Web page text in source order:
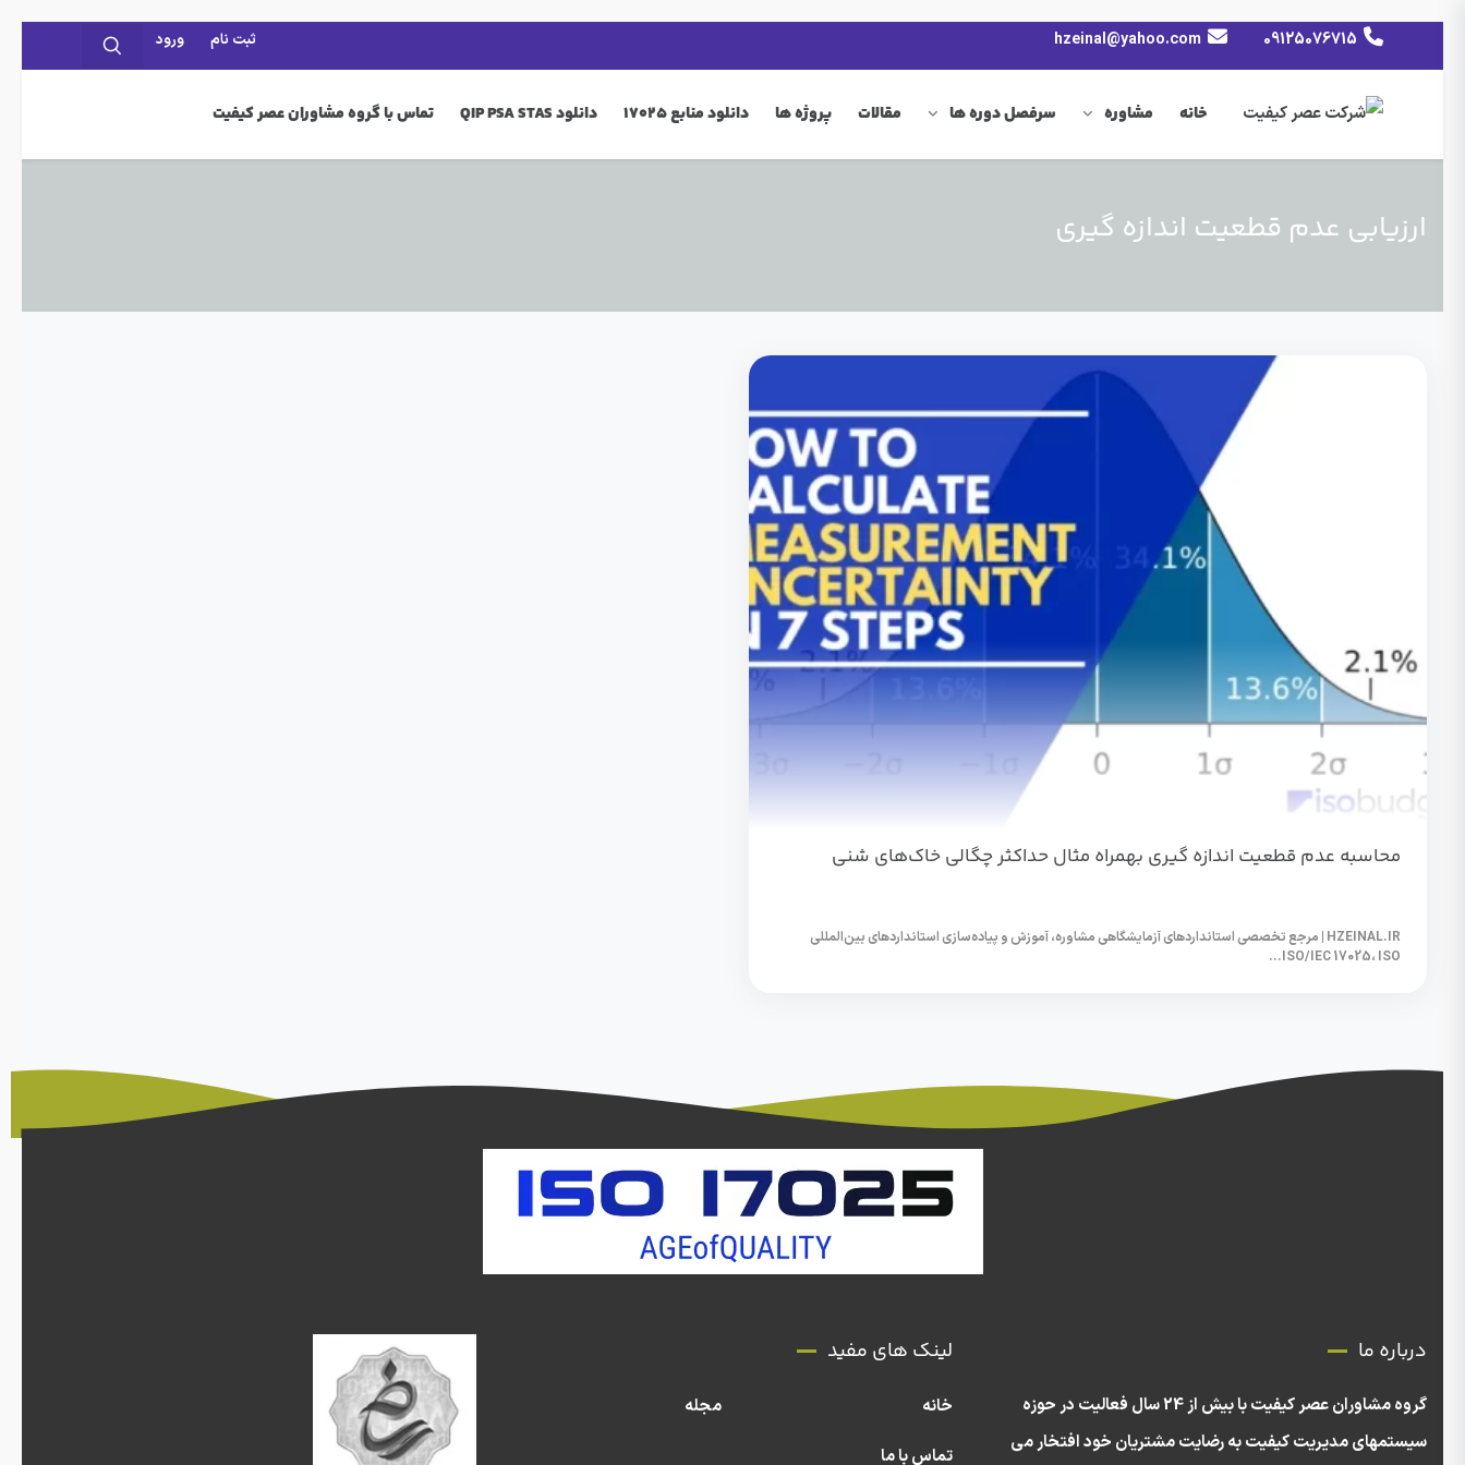
09125076715
hzeinal@yahoo.com ثبت نام ورود
خانه مشاوره سرفصل دوره ها مقالات پروژه ها دانلود منابع 17025 دانلود QIP PSA STAS تماس با گروه مشاوران عصر کیفیت
ارزیابی عدم قطعیت اندازه گیری
محاسبه عدم قطعیت اندازه گیری بهمراه مثال حداکثر چگالی خاک‌های شنی
HZEINAL.IR | مرجع تخصصی استانداردهای آزمایشگاهی مشاوره، آموزش و پیاده‌سازی استانداردهای بین‌المللی
ISO/IEC 17025، ISO...
درباره ما
گروه مشاوران عصر کیفیت با بیش از 24 سال فعالیت در حوزه
سیستمهای مدیریت کیفیت به رضایت مشتریان خود افتخار می
لینک های مفید
خانه
مجله
تماس با ما